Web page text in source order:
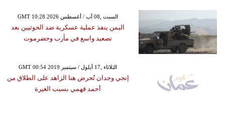
GMT 10:28 2026 السبت ,08 آب / أغسطس
اليمن ينفذ عملية عسكرية ضد الحوثيين بعد
تصعيد واسع في مأرب وحضرموت
GMT 00:54 2019 الثلاثاء ,17 أيلول / سبتمبر
إنجي وجدان تُحرض هنا الزاهد على الطلاق من
أحمد فهمي بسبب الغيرة